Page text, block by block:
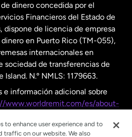
dinero concedida por el
Financieros del Estado de
dispone de licencia de empresa
en Puerto Rico (TM-055),
internacionales en
sociedad de transferencias de
Island. N.º NMLS: 1179663.
e información adicional sobre
www.worldremit.com/es/about-
to enhance user experience and to
traffic on our website. We also